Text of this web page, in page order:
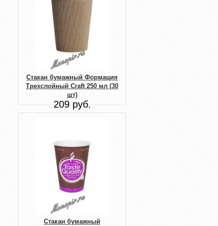
Стакан бумажный Формация
Трехслойный Craft 250 мл (30
шт)
209 руб.
Стакан бумажный